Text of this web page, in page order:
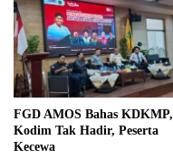
FGD AMOS Bahas KDKMP,
Kodim Tak Hadir, Peserta
Kecewa